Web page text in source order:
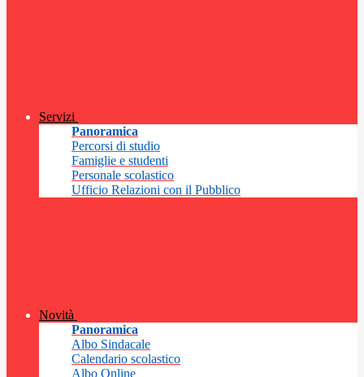
Servizi
Panoramica
Percorsi di studio
Famiglie e studenti
Personale scolastico
Ufficio Relazioni con il Pubblico
Novità
Panoramica
Albo Sindacale
Calendario scolastico
Albo Online